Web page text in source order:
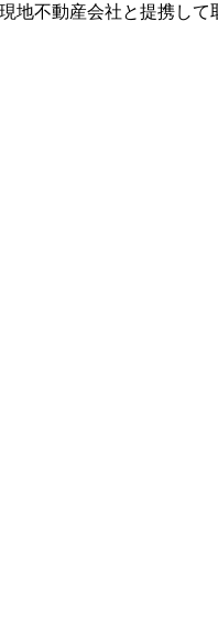
地不動産会社と提携し